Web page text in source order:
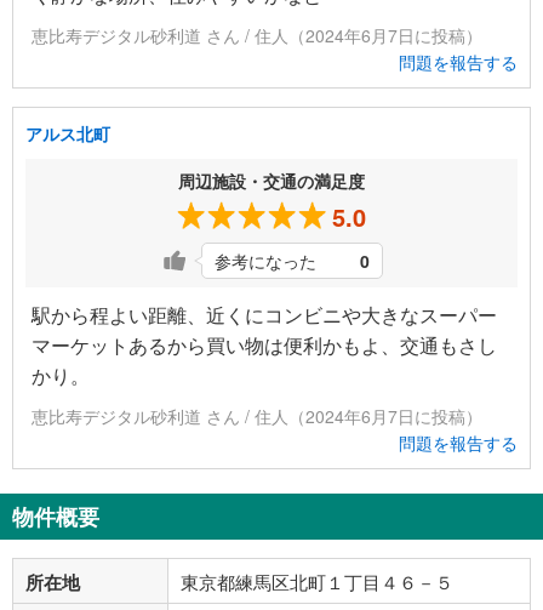
恵比寿デジタル砂利道 さん / 住人（2024年6月7日に投稿）
問題を報告する
アルス北町
周辺施設・交通の満足度
5.0
参考になった 0
駅から程よい距離、近くにコンビニや大きなスーパー
マーケットあるから買い物は便利かもよ、交通もさし
かり。
恵比寿デジタル砂利道 さん / 住人（2024年6月7日に投稿）
問題を報告する
物件概要
所在地 東京都練馬区北町１丁目４６－５